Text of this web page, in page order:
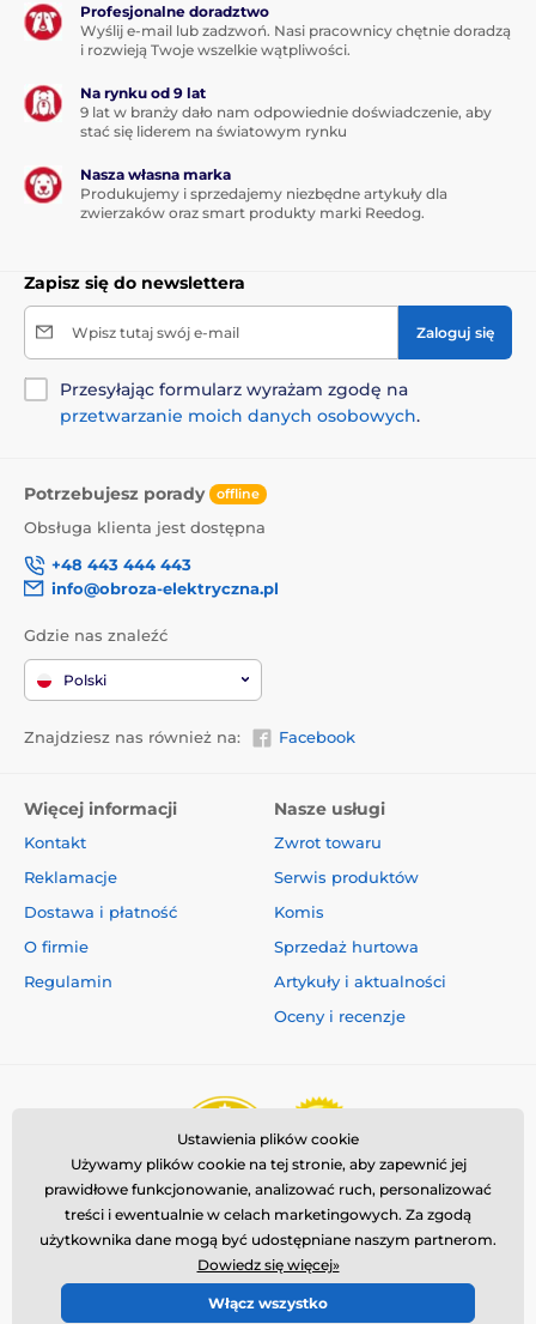
Profesjonalne doradztwo
Wyślij e-mail lub zadzwoń. Nasi pracownicy chętnie doradzą
i rozwieją Twoje wszelkie wątpliwości.
Na rynku od 9 lat
9 lat w branży dało nam odpowiednie doświadczenie, aby
stać się liderem na światowym rynku
Nasza własna marka
Produkujemy i sprzedajemy niezbędne artykuły dla
zwierzaków oraz smart produkty marki Reedog.
Zapisz się do newslettera
Wpisz tutaj swój e-mail Zaloguj się
Przesyłając formularz wyrażam zgodę na
przetwarzanie moich danych osobowych.
Potrzebujesz porady offline
Obsługa klienta jest dostępna
+48 443 444 443
info@obroza-elektryczna.pl
Gdzie nas znaleźć
Polski
Znajdziesz nas również na: Facebook
Więcej informacji
Kontakt
Reklamacje
Dostawa i płatność
O firmie
Regulamin
Nasze usługi
Zwrot towaru
Serwis produktów
Komis
Sprzedaż hurtowa
Artykuły i aktualności
Oceny i recenzje
© 2026 www.reedog.pl ⦁ Utworzono e-sklep
Ustawienia plików cookie
Używamy plików cookie na tej stronie, aby zapewnić jej
prawidłowe funkcjonowanie, analizować ruch, personalizować
treści i ewentualnie w celach marketingowych. Za zgodą
użytkownika dane mogą być udostępniane naszym partnerom.
Dowiedz się więcej»
Włącz wszystko